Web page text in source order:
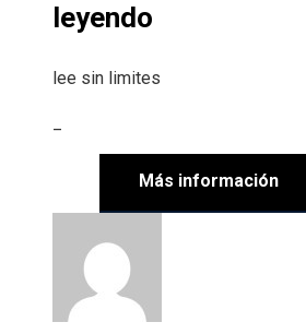
leyendo
lee sin limites
Más información